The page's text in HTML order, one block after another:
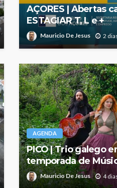
AÇORES | Abertas
ESTAGIAR T, L e +
Mauricio De Jesus 2
AGENDA
PICO | Trio galego
temporada de
Mauricio De Jesus 4